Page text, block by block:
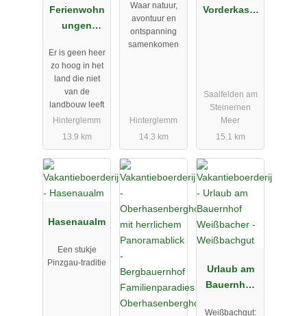
Ferienwohn
ungen
Er is geen heer
zo hoog in het
land die niet
van de
landbouw leeft
Hinterglemm
13.9 km
Waar natuur,
avontuur en
ontspanning
samenkomen
Hinterglemm
14.3 km
Vorderkasbi
Saalfelden am
Steinernen
Meer
15.1 km
Hasenaualm
Een stukje
Pinzgau-traditie
Urlaub am
Bauernhof
Weißbachgut: